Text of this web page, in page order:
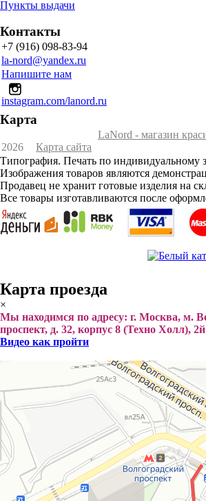
Пункты выдачи
Контакты
+7 (916) 098-83-94
la-nord@yandex.ru
Напишите нам
instagram.com/lanord.ru
Карта
LaNord - магазин
2026
Карта сайта
Типография. Печать по индивидуальному
Изображения товаров являются
Продавец не хранит готовые изделия на
Все товары изготавливаются после
Карта проезда
×
Мы находимся по адресу: г. Москва, м.
проспект, д. 32, корпус 8 (Техно Холл),
Видео как пройти